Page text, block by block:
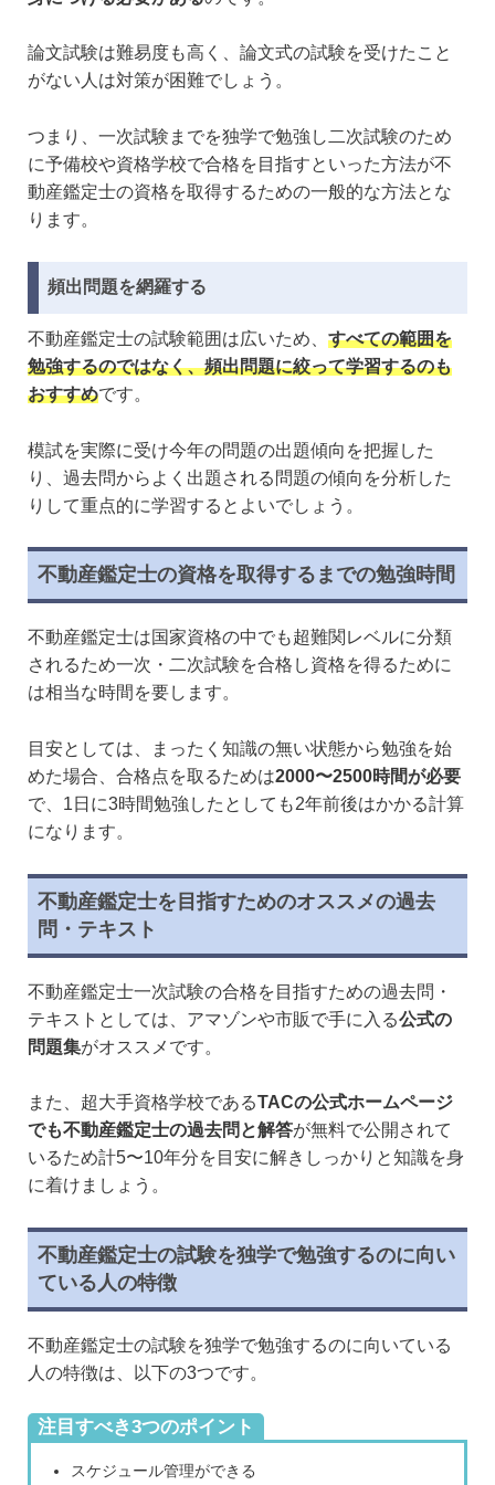
論文試験は難易度も高く、論文式の試験を受けたこと
がない人は対策が困難でしょう。
つまり、一次試験までを独学で勉強し二次試験のため
に予備校や資格学校で合格を目指すといった方法が不
動産鑑定士の資格を取得するための一般的な方法とな
ります。
頻出問題を網羅する
不動産鑑定士の試験範囲は広いため、 すべての範囲を
勉強するのではなく、頻出問題に絞って学習するのも
おすすめです。
模試を実際に受け今年の問題の出題傾向を把握した
り、過去問からよく出題される問題の傾向を分析した
りして重点的に学習するとよいでしょう。
不動産鑑定士の資格を取得するまでの勉強時間
不動産鑑定士は国家資格の中でも超難関レベルに分類
されるため一次・二次試験を合格し資格を得るために
は相当な時間を要します。
目安としては、まったく知識の無い状態から勉強を始
めた場合、合格点を取るためは2000〜2500時間が必要
で、1日に3時間勉強したとしても2年前後はかかる計算
になります。
不動産鑑定士を目指すためのオススメの過去
問・テキスト
不動産鑑定士一次試験の合格を目指すための過去問・
テキストとしては、アマゾンや市販で手に入る公式の
問題集がオススメです。
また、超大手資格学校であるTACの公式ホームページ
でも不動産鑑定士の過去問と解答が無料で公開されて
いるため計5〜10年分を目安に解きしっかりと知識を身
に着けましょう。
不動産鑑定士の試験を独学で勉強するのに向い
ている人の特徴
不動産鑑定士の試験を独学で勉強するのに向いている
人の特徴は、以下の3つです。
注目すべき3つのポイント
スケジュール管理ができる